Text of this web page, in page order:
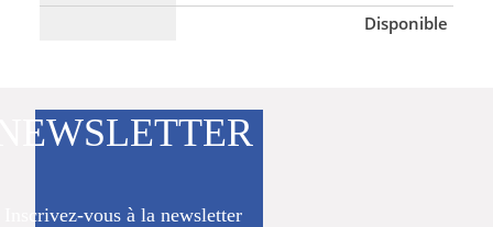
Disponible
Inscrivez-vous à la newsletter